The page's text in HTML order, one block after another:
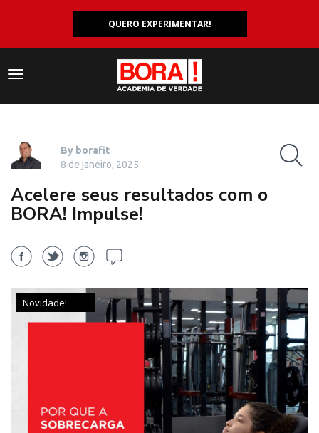
QUERO EXPERIMENTAR!
Navegação
By borafit
8 de janeiro, 2025
Acelere seus resultados com o
BORA! Impulse!
Novidade!